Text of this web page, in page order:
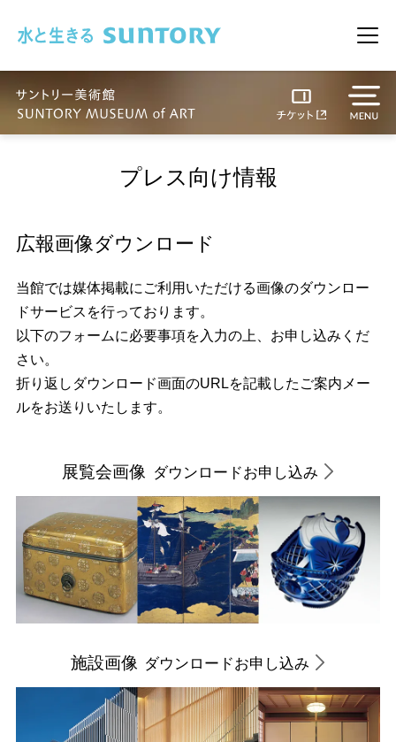
メ
プレス向け情報
広報画像ダウンロード
当館では媒体掲載にご利用いただける画像のダウンロー
ドサービスを行っております。
以下のフォームに必要事項を入力の上、お申し込みくだ
さい。
折り返しダウンロード画面のURLを記載したご案内メー
ルをお送りいたします。
展覧会画像 ダウンロードお申し込み
施設画像 ダウンロードお申し込み